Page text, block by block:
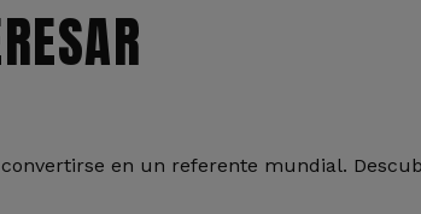
en un referente mundial.